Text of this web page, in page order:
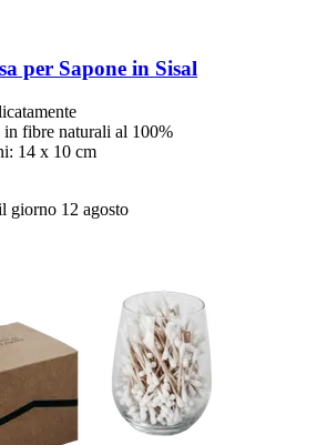
per Sapone in Sisal
in fibre naturali al 100%
14 x 10 cm
giorno 12 agosto